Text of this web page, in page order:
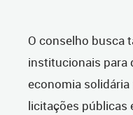
O conselho busca
institucionais para
economia
licitações públicas